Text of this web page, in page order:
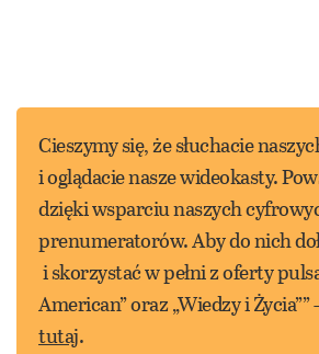
Cieszymy się, że słuchacie
i oglądacie nasze wideokasty.
dzięki wsparciu naszych
prenumeratorów. Aby do nich
i skorzystać w pełni z oferty
American” oraz „Wiedzy i
tutaj.